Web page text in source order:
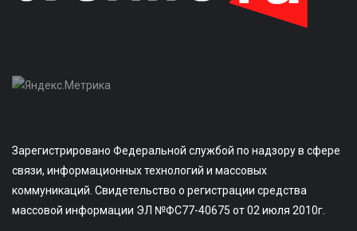
Зарегистрировано Федеральной службой по надзору в сфере
связи, информационных технологий и массовых
коммуникаций. Свидетельство о регистрации средства
массовой информации ЭЛ №ФС77-40675 от 02 июля 2010г.